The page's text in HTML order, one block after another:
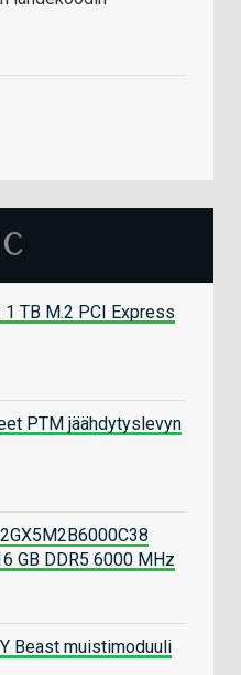
TB M.2 PCI Express
PTM jäähdytyslevyn
GB DDR5 6000 MHz
Beast muistimoduuli